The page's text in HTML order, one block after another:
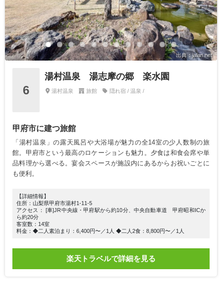
出典：jalan.net
6
湯村温泉 湯志摩の郷 楽水園
湯村温泉 旅館 隠れ宿 / 温泉 /
甲府市に建つ旅館
「湯村温泉」の露天風呂や大浴場が魅力の全14室の少人数制の旅
館。甲府市という最高のロケーションも魅力。夕食は和食会席や単
品料理から選べる。宴会スペースが施設内にあるからお祝いごとに
も便利。
【詳細情報】
住所：山梨県甲府市湯村1-11-5
アクセス： [車]JR中央線・甲府駅から約10分、中央自動車道 甲府昭和ICか
ら約20分
客室数：14室
料金：◆二人素泊まり：6,400円〜／1人 ◆二人2食：8,800円〜／1人
楽天トラベルで詳細を見る